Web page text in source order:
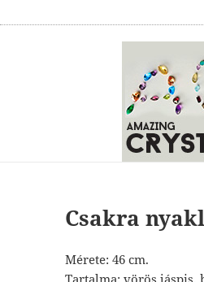
ÍRÁSOK
ÁSVÁNYOK
Csakra
Mérete: 46 cm.
Tartalma: vörös jáspis,